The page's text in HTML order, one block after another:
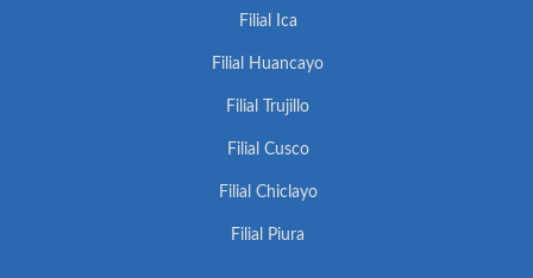
Filial Ica
Filial Huancayo
Filial Trujillo
Filial Cusco
Filial Chiclayo
Filial Piura